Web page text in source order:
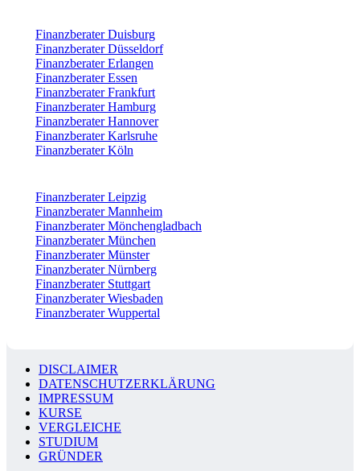
Finanzberater Duisburg
Finanzberater Düsseldorf
Finanzberater Erlangen
Finanzberater Essen
Finanzberater Frankfurt
Finanzberater Hamburg
Finanzberater Hannover
Finanzberater Karlsruhe
Finanzberater Köln
Finanzberater Leipzig
Finanzberater Mannheim
Finanzberater Mönchengladbach
Finanzberater München
Finanzberater Münster
Finanzberater Nürnberg
Finanzberater Stuttgart
Finanzberater Wiesbaden
Finanzberater Wuppertal
DISCLAIMER
DATENSCHUTZERKLÄRUNG
IMPRESSUM
KURSE
VERGLEICHE
STUDIUM
GRÜNDER